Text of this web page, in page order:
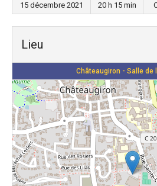
15 décembre 2021 20 h 15 min
Lieu
Châteaugiron - Salle de